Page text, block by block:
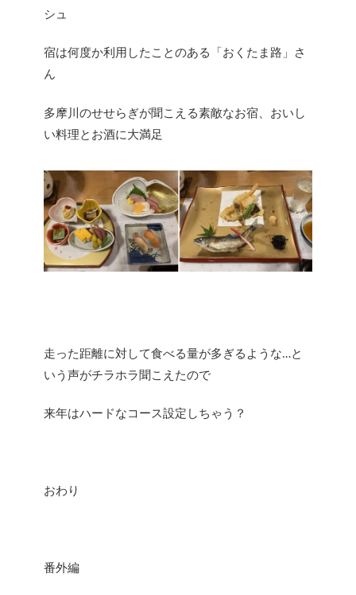
シュ
宿は何度か利用したことのある「おくたま路」さ
ん
多摩川のせせらぎが聞こえる素敵なお宿、おいし
い料理とお酒に大満足
走った距離に対して食べる量が多ぎるような…と
いう声がチラホラ聞こえたので
来年はハードなコース設定しちゃう？
おわり
番外編